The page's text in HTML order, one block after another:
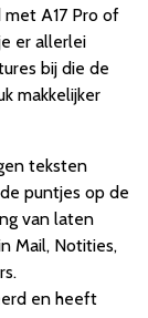
met A17 Pro of
er allerlei
bij die de
makkelijker
teksten
puntjes op de
van laten
Mail, Notities,
en heeft